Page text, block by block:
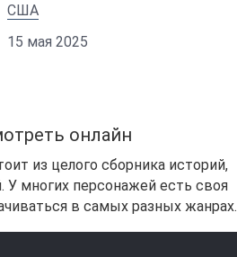
США
15 мая 2025
онлайн
из целого сборника историй,
многих персонажей есть своя
в самых разных жанрах.